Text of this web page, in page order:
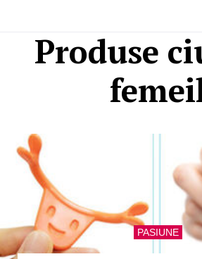
Produse
PASIUNE